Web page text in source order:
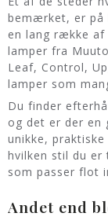
bemærket, er på
en lang række
lamper fra
Leaf, Control,
lamper som
Du finder
og det er der en
unikke,
hvilken stil du er
som passer flot
Andet end